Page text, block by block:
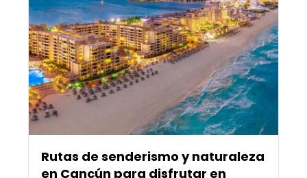
Rutas de senderismo y naturaleza
en Cancún para disfrutar en